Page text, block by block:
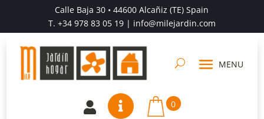
Calle Baja 30 • 44600 Alcañiz (TE) Spain
T. +34 978 83 05 19| info@milejardin.com
  0